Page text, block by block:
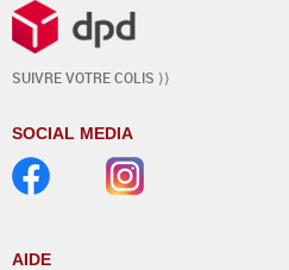
SUIVRE VOTRE COLIS ⟩⟩
SOCIAL MEDIA
AIDE